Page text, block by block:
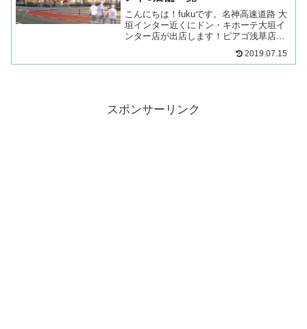
こんにちは！fukuです。名神高速道路 大
垣インター近くにドン・キホーテ大垣イ
ンター店が出店します！ピアゴ浅草店の
きましょう！【2018年7月13日 公開】
2019.07.15
スポンサーリンク